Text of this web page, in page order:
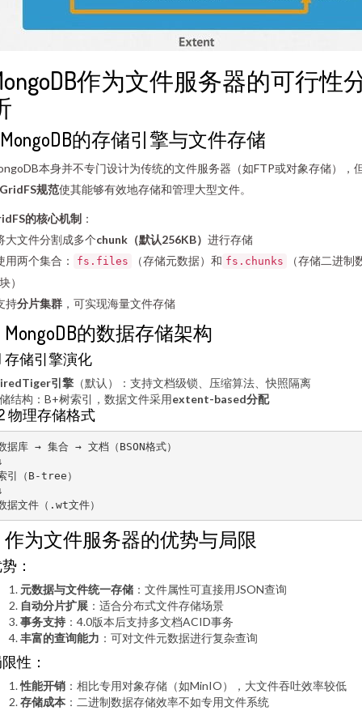
作为文件服务器的可行性
MongoDB的存储引擎与文件存储
本身并不专门设计为传统的文件服务器（如FTP或对象存储），
GridFS规范使其能够有效地存储和管理大型文件。
的核心机制 ：
大文件分割成多个chunk（默认256KB） 进行存储
用两个集合：
fs.files （存储元数据）和 fs.chunks
（存储二进制
）
持分片集群 ，可实现海量文件存储
MongoDB的数据存储架构
存储引擎演化
引擎 （默认）：支持文档级锁、压缩算法、快照隔离
结构：B+树索引，数据文件采用extent-based分配
物理存储格式
据库 → 集合 → 文档（BSON格式）
引（B-tree）
据文件（.wt文件）
作为文件服务器的优势与局限
：
元数据与文件统一存储 ：文件属性可直接用JSON查询
自动分片扩展 ：适合分布式文件存储场景
事务支持 ：4.0版本后支持多文档ACID事务
丰富的查询能力 ：可对文件元数据进行复杂查询
性：
性能开销 ：相比专用对象存储（如MinIO），大文件吞吐效率较低
存储成本 ：二进制数据存储效率不如专用文件系统